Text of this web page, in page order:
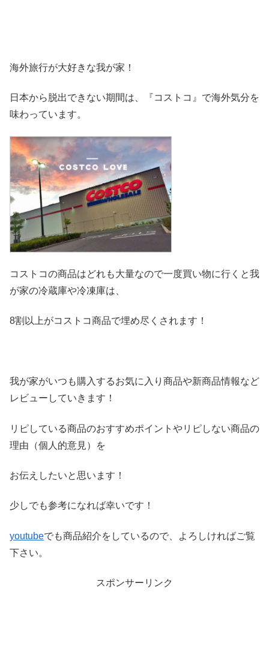
海外旅行が大好きな我が家！
日本から脱出できない期間は、『コストコ』 で海外気分を
味わっています。
コストコの商品はどれも大量なので一度買い物に行くと我
が家の冷蔵庫や冷凍庫は、
8割以上がコストコ商品で埋め尽くされます！
我が家がいつも購入するお気に入り商品や新商品情報など
レビ ューしていきます！
リピしている商品のおすすめポイントやリピしない商品の
理由（個人的意見）を
お伝えしたいと思います！
少しでも参考になれば幸いです！
youtubeでも商品紹介をしているので、よろしければご覧
下さい。
スポンサーリンク